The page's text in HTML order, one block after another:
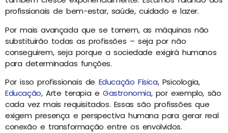
profissionais de bem-estar, saúde, cuidado e lazer.
Por mais avançada que se tornem, as máquinas não
substituirão todas as profissões – seja por não
conseguirem, seja porque a sociedade exigirá humanos
para determinadas funções.
Por isso profissionais de Educação Física, Psicologia,
Educação, Arte terapia eGastronomia, por exemplo, são
cada vez mais requisitados. Essas são profissões que
exigem presença e perspectiva humana para gerar real
conexão e transformação entre os envolvidos.